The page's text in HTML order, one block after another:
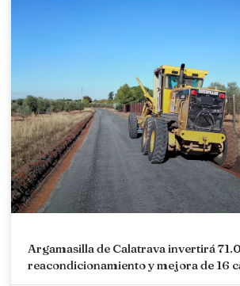
Argamasilla de Calatrava invertirá
reacondicionamiento y mejora de 16